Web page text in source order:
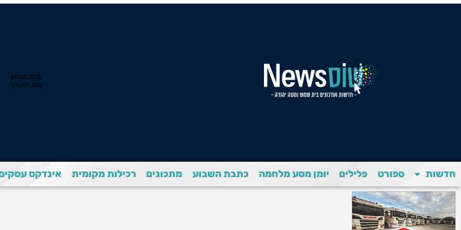
חדשות ספורט פלילים יומן מסע מלחמה כתבת השבוע מתכונים רכילות מקומית אינדקס